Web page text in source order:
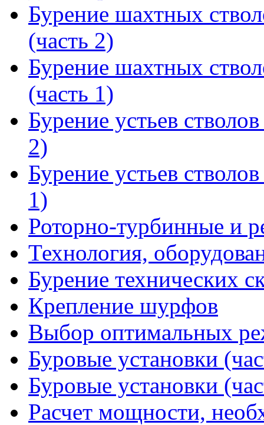
Бурение шахтных
(часть 2)
Бурение шахтных
(часть 1)
Бурение устьев
2)
Бурение устьев
1)
Роторно-турбинные и
Технология,
Бурение технических
Крепление шурфов
Выбор оптимальных
Буровые установки
Буровые установки
Расчет мощности,